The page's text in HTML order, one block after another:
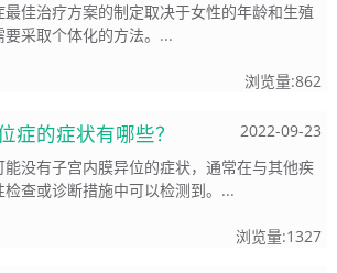
佳治疗方案的制定取决于女性的年龄和生殖
采取个体化的方法。...
浏览量:862
症的症状有哪些？
2022-09-23
没有子宫内膜异位的症状，通常在与其他疾
查或诊断措施中可以检测到。...
浏览量:1327